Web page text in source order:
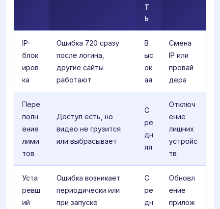
Т
Ь
IP-
блок
иров
ка
Ошибка 720 сразу
после логина,
другие сайты
работают
В
ыс
ок
ая
Смена
IP или
провай
дера
Пере
полн
ение
лими
тов
Доступ есть, но
видео не грузится
или выбрасывает
С
ре
дн
яя
Отключ
ение
лишних
устройс
тв
Уста
ревш
ий
Ошибка возникает
периодически или
при запуске
С
ре
дн
Обновл
ение
прилож